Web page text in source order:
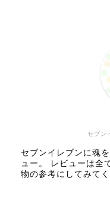
セブン
セブンイレブンに魂
ュー。 レビューは全
物の参考にしてみてく